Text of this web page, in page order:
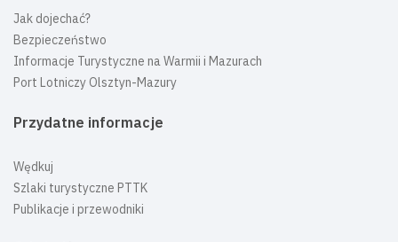
Jak dojechać?
Bezpieczeństwo
Informacje Turystyczne na Warmii i Mazurach
Port Lotniczy Olsztyn-Mazury
Przydatne informacje
Wędkuj
Szlaki turystyczne PTTK
Publikacje i przewodniki